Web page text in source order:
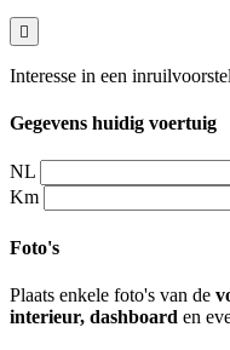
Interesse in een
Gegevens huidig voertuig
NL
Km
Foto's
Plaats enkele foto's van de
interieur, dashboard en